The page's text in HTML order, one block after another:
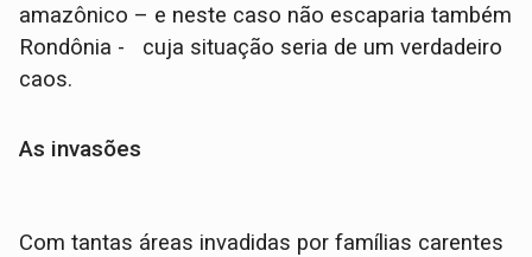
amazônico – e neste caso não escaparia também
Rondônia - cuja situação seria de um verdadeiro
caos.
As invasões
Com tantas áreas invadidas por famílias carentes